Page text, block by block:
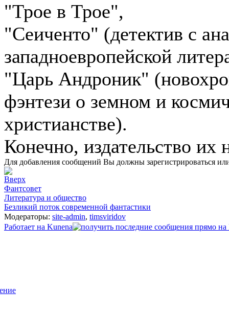
"Трое в Трое",
"Сеиченто" (детектив с
западноевропейской
"Царь Андроник"
фэнтези о земном и
христианстве).
Конечно, издательство их
Для добавления сообщений Вы должны зарегистрироваться или
Фантсовет
Литература и общество
Безликий поток современной фантастики
Модераторы: site-admin, timsviridov
Работает на Kunena